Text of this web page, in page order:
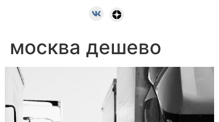
москва дешево